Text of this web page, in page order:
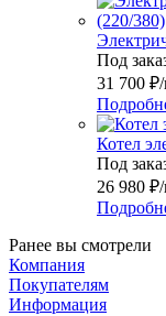
Под
31 700 ₽
Котел
Под
26 980 ₽
Ранее вы смотрели
Компания
Покупателям
Информация